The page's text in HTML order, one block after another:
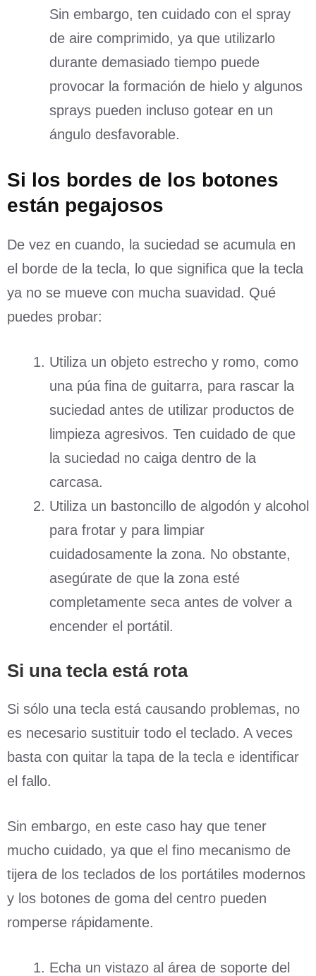
Sin embargo, ten cuidado con el spray
de aire comprimido, ya que utilizarlo
durante demasiado tiempo puede
provocar la formación de hielo y algunos
sprays pueden incluso gotear en un
ángulo desfavorable.
Si los bordes de los botones
están pegajosos
De vez en cuando, la suciedad se acumula en
el borde de la tecla, lo que significa que la tecla
ya no se mueve con mucha suavidad. Qué
puedes probar:
Utiliza un objeto estrecho y romo, como
una púa fina de guitarra, para rascar la
suciedad antes de utilizar productos de
limpieza agresivos. Ten cuidado de que
la suciedad no caiga dentro de la
carcasa.
Utiliza un bastoncillo de algodón y alcohol
para frotar y para limpiar
cuidadosamente la zona. No obstante,
asegúrate de que la zona esté
completamente seca antes de volver a
encender el portátil.
Si una tecla está rota
Si sólo una tecla está causando problemas, no
es necesario sustituir todo el teclado. A veces
basta con quitar la tapa de la tecla e identificar
el fallo.
Sin embargo, en este caso hay que tener
mucho cuidado, ya que el fino mecanismo de
tijera de los teclados de los portátiles modernos
y los botones de goma del centro pueden
romperse rápidamente.
Echa un vistazo al área de soporte del